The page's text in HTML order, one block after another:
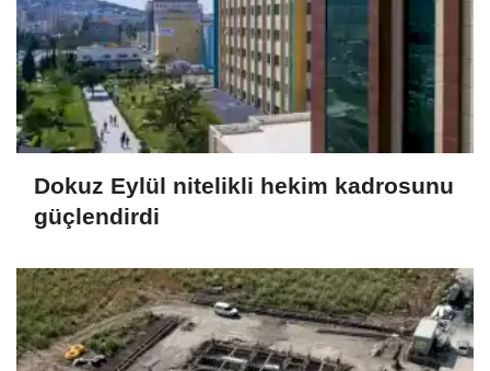
Dokuz Eylül nitelikli hekim kadrosunu
güçlendirdi